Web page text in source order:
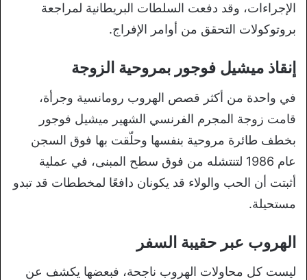
الإجراءات، وقد دفعت السلطات البريطانية لمراجعة
بروتوكولات التحقق من أوامر الإفراج.
إنقاذ ميشيل فوجور بمروحية الزوجة
في واحدة من أكثر قصص الهروب رومانسية وجرأة،
قامت زوجة المجرم الفرنسي الشهير ميشيل فوجور
بخطف طائرة مروحية بنفسها وحلّقت بها فوق السجن
عام 1986 لتنتشله من فوق سطح المبنى، في عملية
أثبتت أن الحب والولاء قد يكونان دافعًا لمخططات قد تبدو
مستحيلة.
الهروب عبر حقيبة السفر
ليست كل محاولات الهروب ناجحة، فبعضها يكشف عن